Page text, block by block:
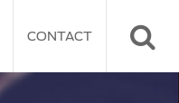
CONTACT